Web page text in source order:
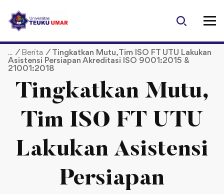
p
/ Berita / Tingkatkan Mutu, Tim ISO FT UTU Lakukan
Asistensi Persiapan Akreditasi ISO 9001:2015 &
21001:2018
Tingkatkan Mutu,
Tim ISO FT UTU
Lakukan Asistensi
Persiapan